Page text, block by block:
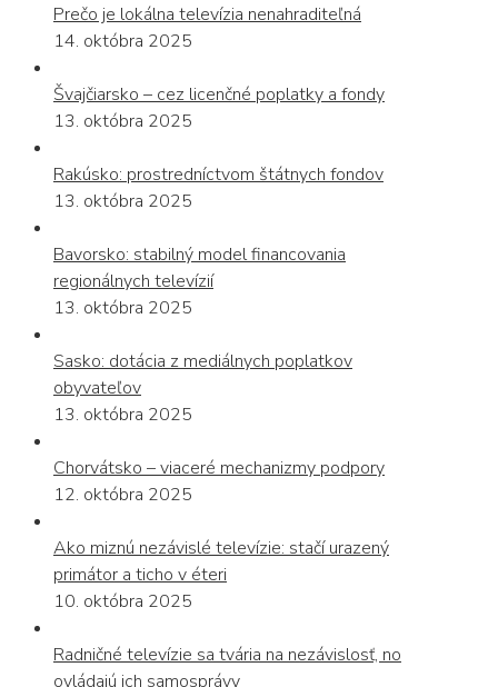
Prečo je lokálna televízia nenahraditeľná
14. októbra 2025
Švajčiarsko – cez licenčné poplatky a fondy
13. októbra 2025
Rakúsko: prostredníctvom štátnych fondov
13. októbra 2025
Bavorsko: stabilný model financovania
regionálnych televízií
13. októbra 2025
Sasko: dotácia z mediálnych poplatkov
obyvateľov
13. októbra 2025
Chorvátsko – viaceré mechanizmy podpory
12. októbra 2025
Ako miznú nezávislé televízie: stačí urazený
primátor a ticho v éteri
10. októbra 2025
Radničné televízie sa tvária na nezávislosť, no
ovládajú ich samosprávy